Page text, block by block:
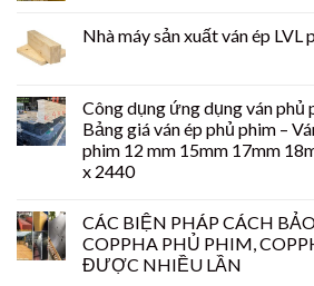
Nhà máy sản xuất ván ép LVL
Công dụng ứng dụng ván phủ
Bảng giá ván ép phủ phim –
phim 12 mm 15mm 17mm
x 2440
CÁC BIỆN PHÁP CÁCH
COPPHA PHỦ PHIM,
ĐƯỢC NHIỀU LẦN